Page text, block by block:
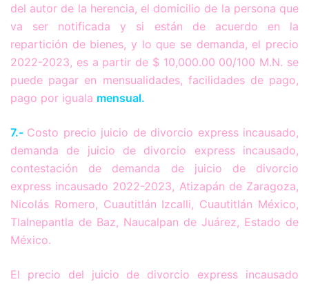
del autor de la herencia, el domicilio de la persona que
va ser notificada y si están de acuerdo en la
repartición de bienes, y lo que se demanda, el precio
2022-2023, es a partir de $ 10,000.00 00/100 M.N. se
puede pagar en mensualidades, facilidades de pago,
pago por iguala mensual.
7.- Costo precio juicio de divorcio express incausado,
demanda de juicio de divorcio express incausado,
contestación de demanda de juicio de divorcio
express incausado 2022-2023, Atizapán de Zaragoza,
Nicolás Romero, Cuautitlán Izcalli, Cuautitlán México,
Tlalnepantla de Baz, Naucalpan de Juárez, Estado de
México.
El precio del juicio de divorcio express incausado